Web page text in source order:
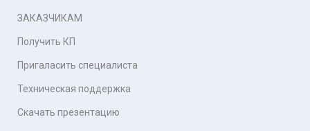
ЗАКАЗЧИКАМ
Получить КП
Пригаласить специалиста
Техническая поддержка
Скачать презентацию